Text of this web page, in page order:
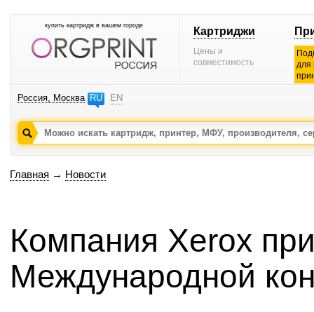
купить картридж в вашем городе Картриджи
Цены и
совместимость
для
Россия, Москва RU EN
Главная → Новости
Компания Xerox
Международной